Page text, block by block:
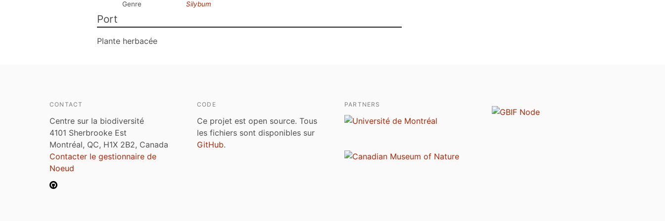
Genre
Silybum
Port
Plante herbacée
CONTACT
Centre sur la biodiversité
4101 Sherbrooke Est
Montréal, QC, H1X 2B2, Canada
Contacter le gestionnaire de
Noeud
CODE
Ce projet est open source. Tous
les fichiers sont disponibles sur
GitHub.
PARTNERS